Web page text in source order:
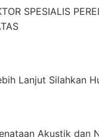
SPESIALIS
Lanjut Silahkan
Akustik dan